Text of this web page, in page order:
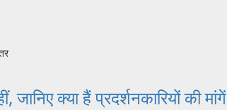
क्या हैं प्रदर्शनकारियों की मांगें